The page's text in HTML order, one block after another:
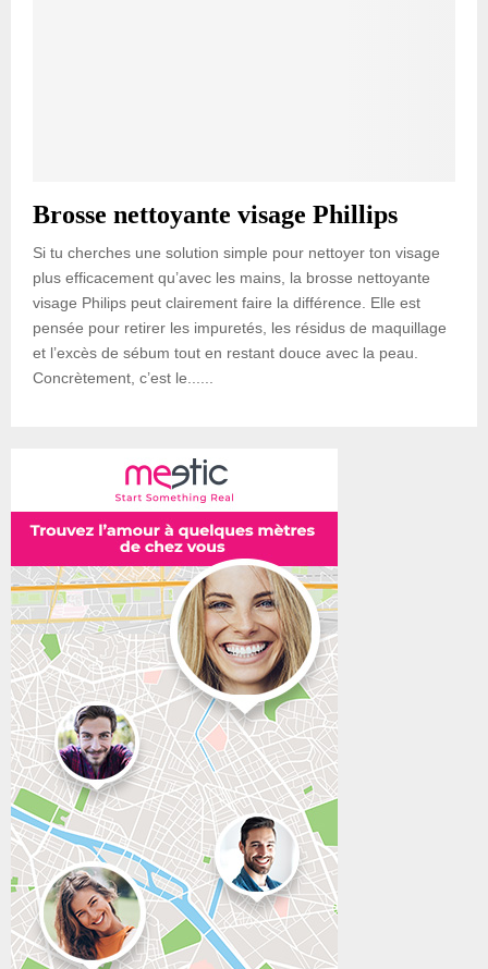
Brosse nettoyante visage Phillips
Si tu cherches une solution simple pour nettoyer ton visage
plus efficacement qu’avec les mains, la brosse nettoyante
visage Philips peut clairement faire la différence. Elle est
pensée pour retirer les impuretés, les résidus de maquillage
et l’excès de sébum tout en restant douce avec la peau.
Concrètement, c’est le......